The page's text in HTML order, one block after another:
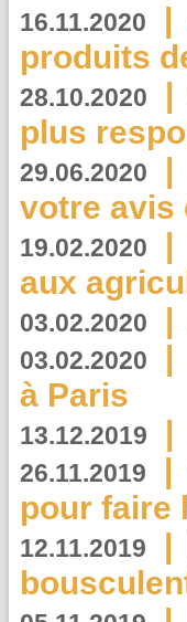
16.11.2020 |
produits
28.10.2020 |
plus
29.06.2020 |
votre avis
19.02.2020 |
aux
03.02.2020 |
03.02.2020 |
à Paris
13.12.2019 |
26.11.2019 |
pour faire
12.11.2019 |